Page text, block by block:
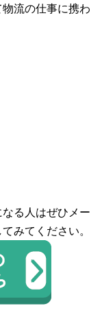
流の仕事に携わ
る人はぜひメー
みてください。